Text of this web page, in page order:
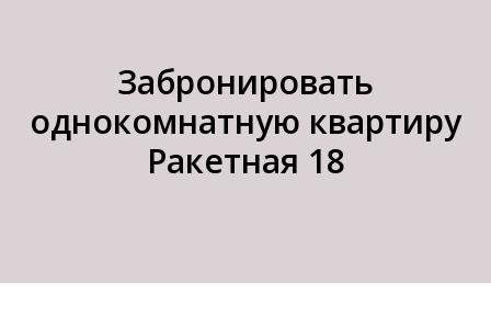
Забронировать
однокомнатную квартиру
Ракетная 18